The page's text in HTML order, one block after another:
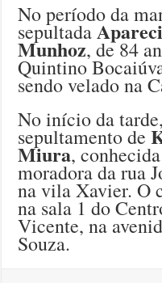
No período da
sepultada
Munhoz, de 84
Quintino
sendo velado na
No início da
sepultamento de
Miura,
moradora da rua
na vila Xavier. O
na sala 1 do
Vicente, na
Souza.